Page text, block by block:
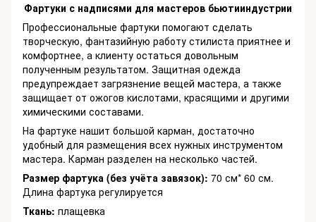
Фартуки с надписями для мастеров бьютииндустрии
Профессиональные фартуки помогают сделать
творческую, фантазийную работу стилиста приятнее и
комфортнее, а клиенту остаться довольным
полученным результатом. Защитная одежда
предупреждает загрязнение вещей мастера, а также
защищает от ожогов кислотами, красящими и другими
химическими составами.
На фартуке нашит большой карман, достаточно
удобный для размещения всех нужных инструментом
мастера. Карман разделен на несколько частей.
Размер фартука (без учёта завязок): 70 см* 60 см.
Длина фартука регулируется
Ткань: плащевка